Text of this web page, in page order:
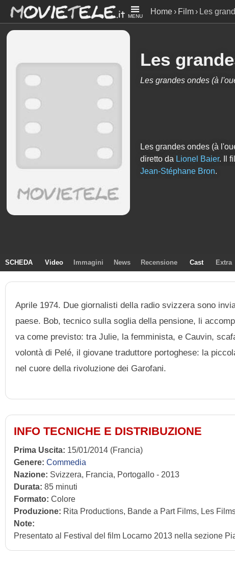
MENU
Home Film Les
Les
Les grandes ondes (à
Les grandes ondes (à
diretto da Lionel Baier. Il
Jean-Stéphane Bron.
SCHEDA Video Immagini News Recensione Cast Extra
Aprile 1974. Due giornalisti della radio svizzera sono
paese. Bob, tecnico sulla soglia della pensione, li
va come previsto: tra Julie, la femminista, e Cauvin,
volontà di Pelé, il giovane traduttore portoghese: la
nel cuore della rivoluzione dei Garofani.
INFO TECNICHE E DISTRIBUZIONE
Prima Uscita: 15/01/2014 (Francia)
Genere: Commedia
Nazione: Svizzera, Francia, Portogallo - 2013
Durata: 85 minuti
Formato: Colore
Produzione: Rita Productions, Bande a Part Films, Les
Note:
Presentato al Festival del film Locarno 2013 nella sezione